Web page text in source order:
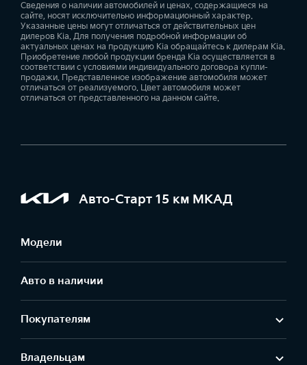
Сведения о наличии автомобилей и ценах, содержащиеся на
сайте, носят исключительно информационный характер.
Указанные цены могут отличаться от действительных цен
дилеров Kia. Для получения подробной информации об
актуальных ценах на продукцию Kia обращайтесь к дилерам Kia.
Приобретение любой продукции бренда Kia осуществляется в
соответствии с условиями индивидуального договора купли-
продажи. Представленное изображение автомобиля может
отличаться от реализуемого. Цвет автомобиля может
отличаться от представленного на данном сайте.
Авто-Старт 15 км МКАД
Модели
Авто в наличии
Покупателям
Владельцам